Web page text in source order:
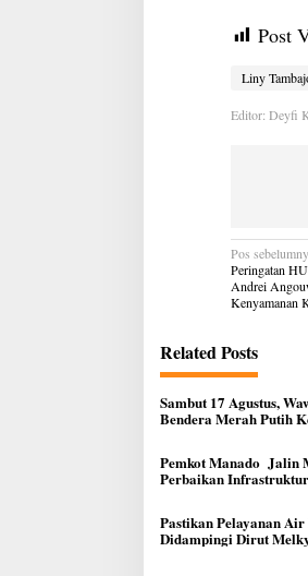
Post
Liny
Editor: Deyfi
Navigasi
pos
Pos
Peringatan
Andrei
Kenyamanan
Related Posts
Sambut 17 Agustus,
Bendera Merah Putih
Pemkot Manado Jalin
Perbaikan
Pastikan Pelayanan
Didampingi Dirut